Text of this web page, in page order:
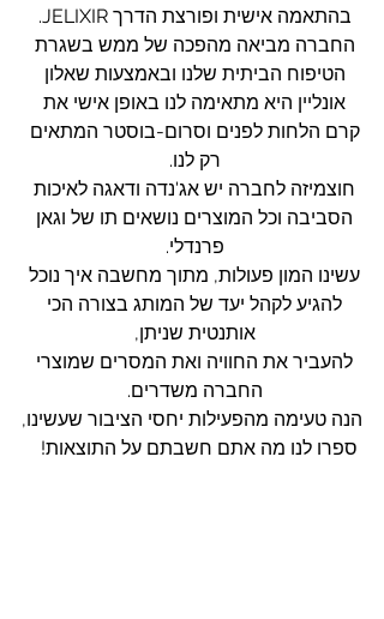
בהתאמה אישית ופורצת הדרך JELIXIR.
החברה מביאה מהפכה של ממש בשגרת
הטיפוח הביתית שלנו ובאמצעות שאלון
אונליין היא מתאימה לנו באופן אישי את
קרם הלחות לפנים וסרום-בוסטר המתאים
רק לנו.
חוצמיזה לחברה יש אג'נדה ודאגה לאיכות
הסביבה וכל המוצרים נושאים תו של וגאן
פרנדלי.
עשינו המון פעולות, מתוך מחשבה איך נוכל
להגיע לקהל יעד של המותג בצורה הכי
אותנטית שניתן,
להעביר את החוויה ואת המסרים שמוצרי
החברה משדרים.
הנה טעימה מהפעילות יחסי הציבור שעשינו,
ספרו לנו מה אתם חשבתם על התוצאות!